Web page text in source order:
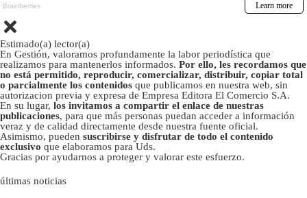
Estimado(a) lector(a)
En Gestión, valoramos profundamente la labor periodística que
realizamos para mantenerlos informados. Por ello, les recordamos que
no está permitido, reproducir, comercializar, distribuir, copiar total
o parcialmente los contenidos que publicamos en nuestra web, sin
autorizacion previa y expresa de Empresa Editora El Comercio S.A.
En su lugar, los invitamos a compartir el enlace de nuestras
publicaciones, para que más personas puedan acceder a información
veraz y de calidad directamente desde nuestra fuente oficial.
Asimismo, pueden suscribirse y disfrutar de todo el contenido
exclusivo que elaboramos para Uds.
Gracias por ayudarnos a proteger y valorar este esfuerzo.
últimas noticias